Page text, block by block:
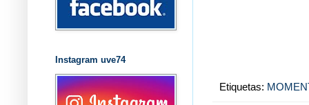
Etiquetas:
Instagram uve74